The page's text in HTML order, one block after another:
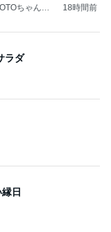
ちゃんと
18時間前
ラダ
日